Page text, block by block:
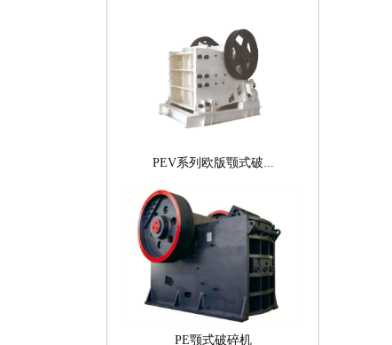
PE颚式破碎机